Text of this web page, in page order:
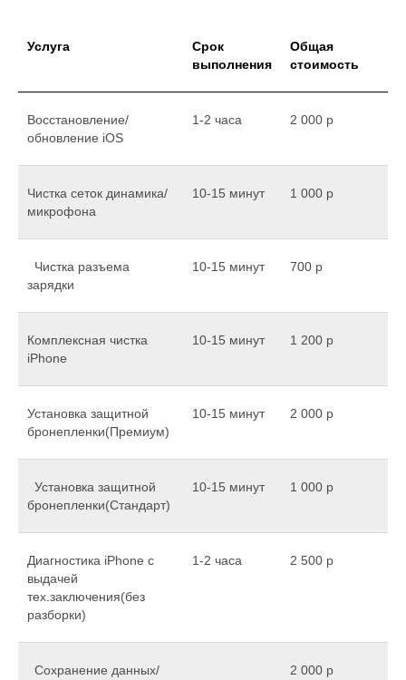
Услуга
Срок
выполнения
Общая
стоимость
Восстановление/
обновление iOS
1-2 часа 2 000 р
Чистка сеток динамика/
микрофона
10-15 минут 1 000 р
Чистка разъема
зарядки
10-15 минут 700 р
Комплексная чистка
iPhone
10-15 минут 1 200 р
Установка защитной
бронепленки(Премиум)
10-15 минут 2 000 р
Установка защитной
бронепленки(Стандарт)
10-15 минут 1 000 р
Диагностика iPhone с
выдачей
тех.заключения(без
разборки)
1-2 часа 2 500 р
Сохранение данных/
2 000 р